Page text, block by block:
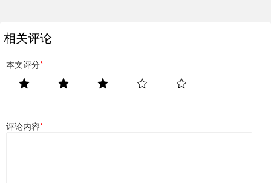
相关评论
本文评分*
评论内容*